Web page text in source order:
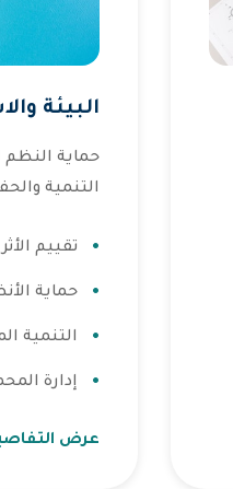
البيئة
حماية النظم
التنمية
تقييم
حماية
التنمية
إدارة
عرض